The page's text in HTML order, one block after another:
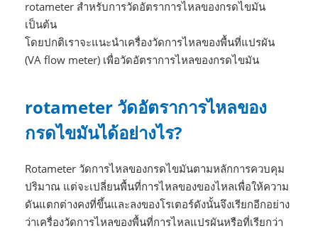
rotameter สำหรับการวัดอัตราการไหลของกรดไขมัน
เป็นต้น
โดยปกติเราจะแนะนำเครื่องวัดการไหลของพื้นที่แปรผัน
(VA flow meter) เพื่อวัดอัตราการไหลของกรดไขมัน
rotameter วัดอัตราการไหลของ
กรดไขมันได้อย่างไร?
Rotameter วัดการไหลของกรดไขมันตามหลักการควบคุม
ปริมาณ แต่จะเปลี่ยนพื้นที่การไหลของของไหลเพื่อให้ความ
ดันแตกต่างคงที่ขึ้นและลงของโรเตอร์ดังนั้นจึงเรียกอีกอย่าง
ว่าเครื่องวัดการไหลของพื้นที่การไหลแปรผันหรือที่เรียกว่า